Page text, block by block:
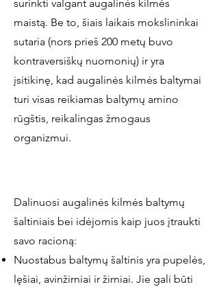
surinkti valgant augalinės kilmės
maistą. Be to, šiais laikais mokslininkai
sutaria (nors prieš 200 metų buvo
kontraversiškų nuomonių) ir yra
įsitikinę, kad augalinės kilmės baltymai
turi visas reikiamas baltymų amino
rūgštis, reikalingas žmogaus
organizmui.
Dalinuosi augalinės kilmės baltymų
šaltiniais bei idėjomis kaip juos įtraukti
savo racioną:
Nuostabus baltymų šaltinis yra pupelės,
lęšiai, avinžirniai ir žirniai. Jie gali būti